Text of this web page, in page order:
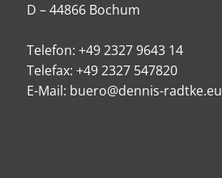
D – 44866 Bochum
Telefon: +49 2327 9643 14
Telefax: +49 2327 547820
E-Mail: buero@dennis-radtke.eu